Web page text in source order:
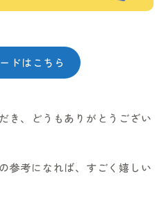
ドはこちら
き、どうもありがとうござい
参考になれば、すごく嬉しい